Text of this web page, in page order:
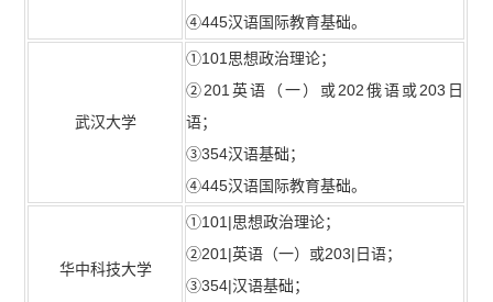
④445汉语国际教育基础。
武汉大学
①101思想政治理论；
②201英语（一）或202俄语或203日
语；
③354汉语基础；
④445汉语国际教育基础。
华中科技大学
①101|思想政治理论；
②201|英语（一）或203|日语；
③354|汉语基础；